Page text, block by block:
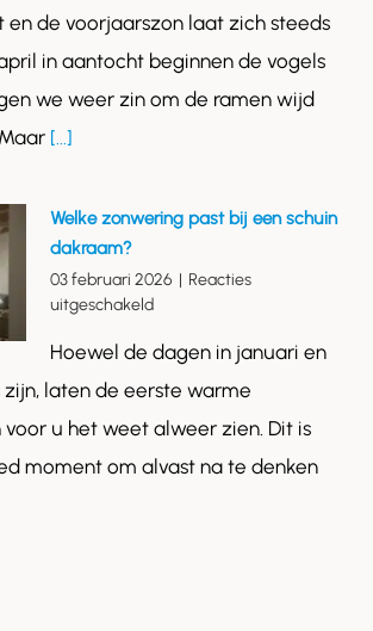
voor
dakraam:
in
de
en de voorjaarszon laat zich steeds
in aantocht beginnen de vogels
we weer zin om de ramen wijd
[...]
Welke zonwering past bij een schuin
dakraam?
03 februari 2026 | Reacties
uitgeschakeld
zonwering
past
bij
een
schuin
dakraam?
Hoewel de dagen in januari en
laten de eerste warme
u het weet alweer zien. Dit is
moment om alvast na te denken